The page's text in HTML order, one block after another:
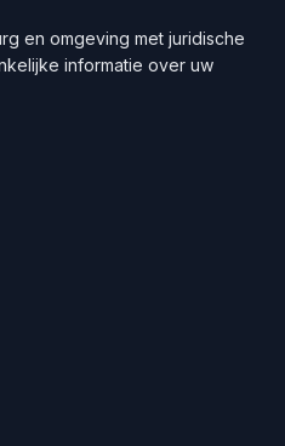
en omgeving met juridische
informatie over uw